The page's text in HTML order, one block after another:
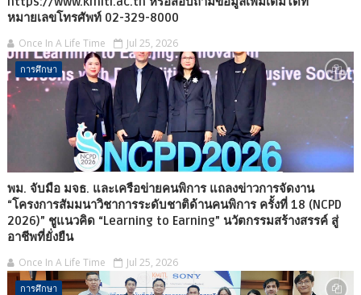
หมายเลขโทรศัพท์ 02-329-8000
Once In A Life Time Jul 25, 2026
การศึกษา
พม. จับมือ มจธ. และเครือข่ายคนพิการ แถลงข่าวการจัดงาน
“โครงการสัมมนาวิชาการระดับชาติด้านคนพิการ ครั้งที่ 18 (NCPD
2026)” ชูแนวคิด “Learning to Earning” นวัตกรรมสร้างสรรค์ สู่
อาชีพที่ยั่งยืน
Once In A Life Time Jul 25, 2026
การศึกษา